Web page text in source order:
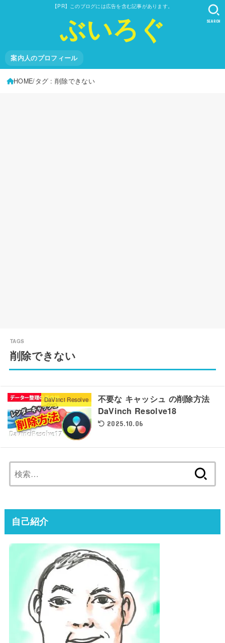
【PR】このブログには広告を含む記事があります。
ぶいろぐ
案内人のプロフィール
SEARCH
HOME タグ : 削除できない
削除できない
DaVinci Resolve
不要な キャッシュ の削除方法
DaVinch Resolve18
2025.10.06
索:
自己紹介